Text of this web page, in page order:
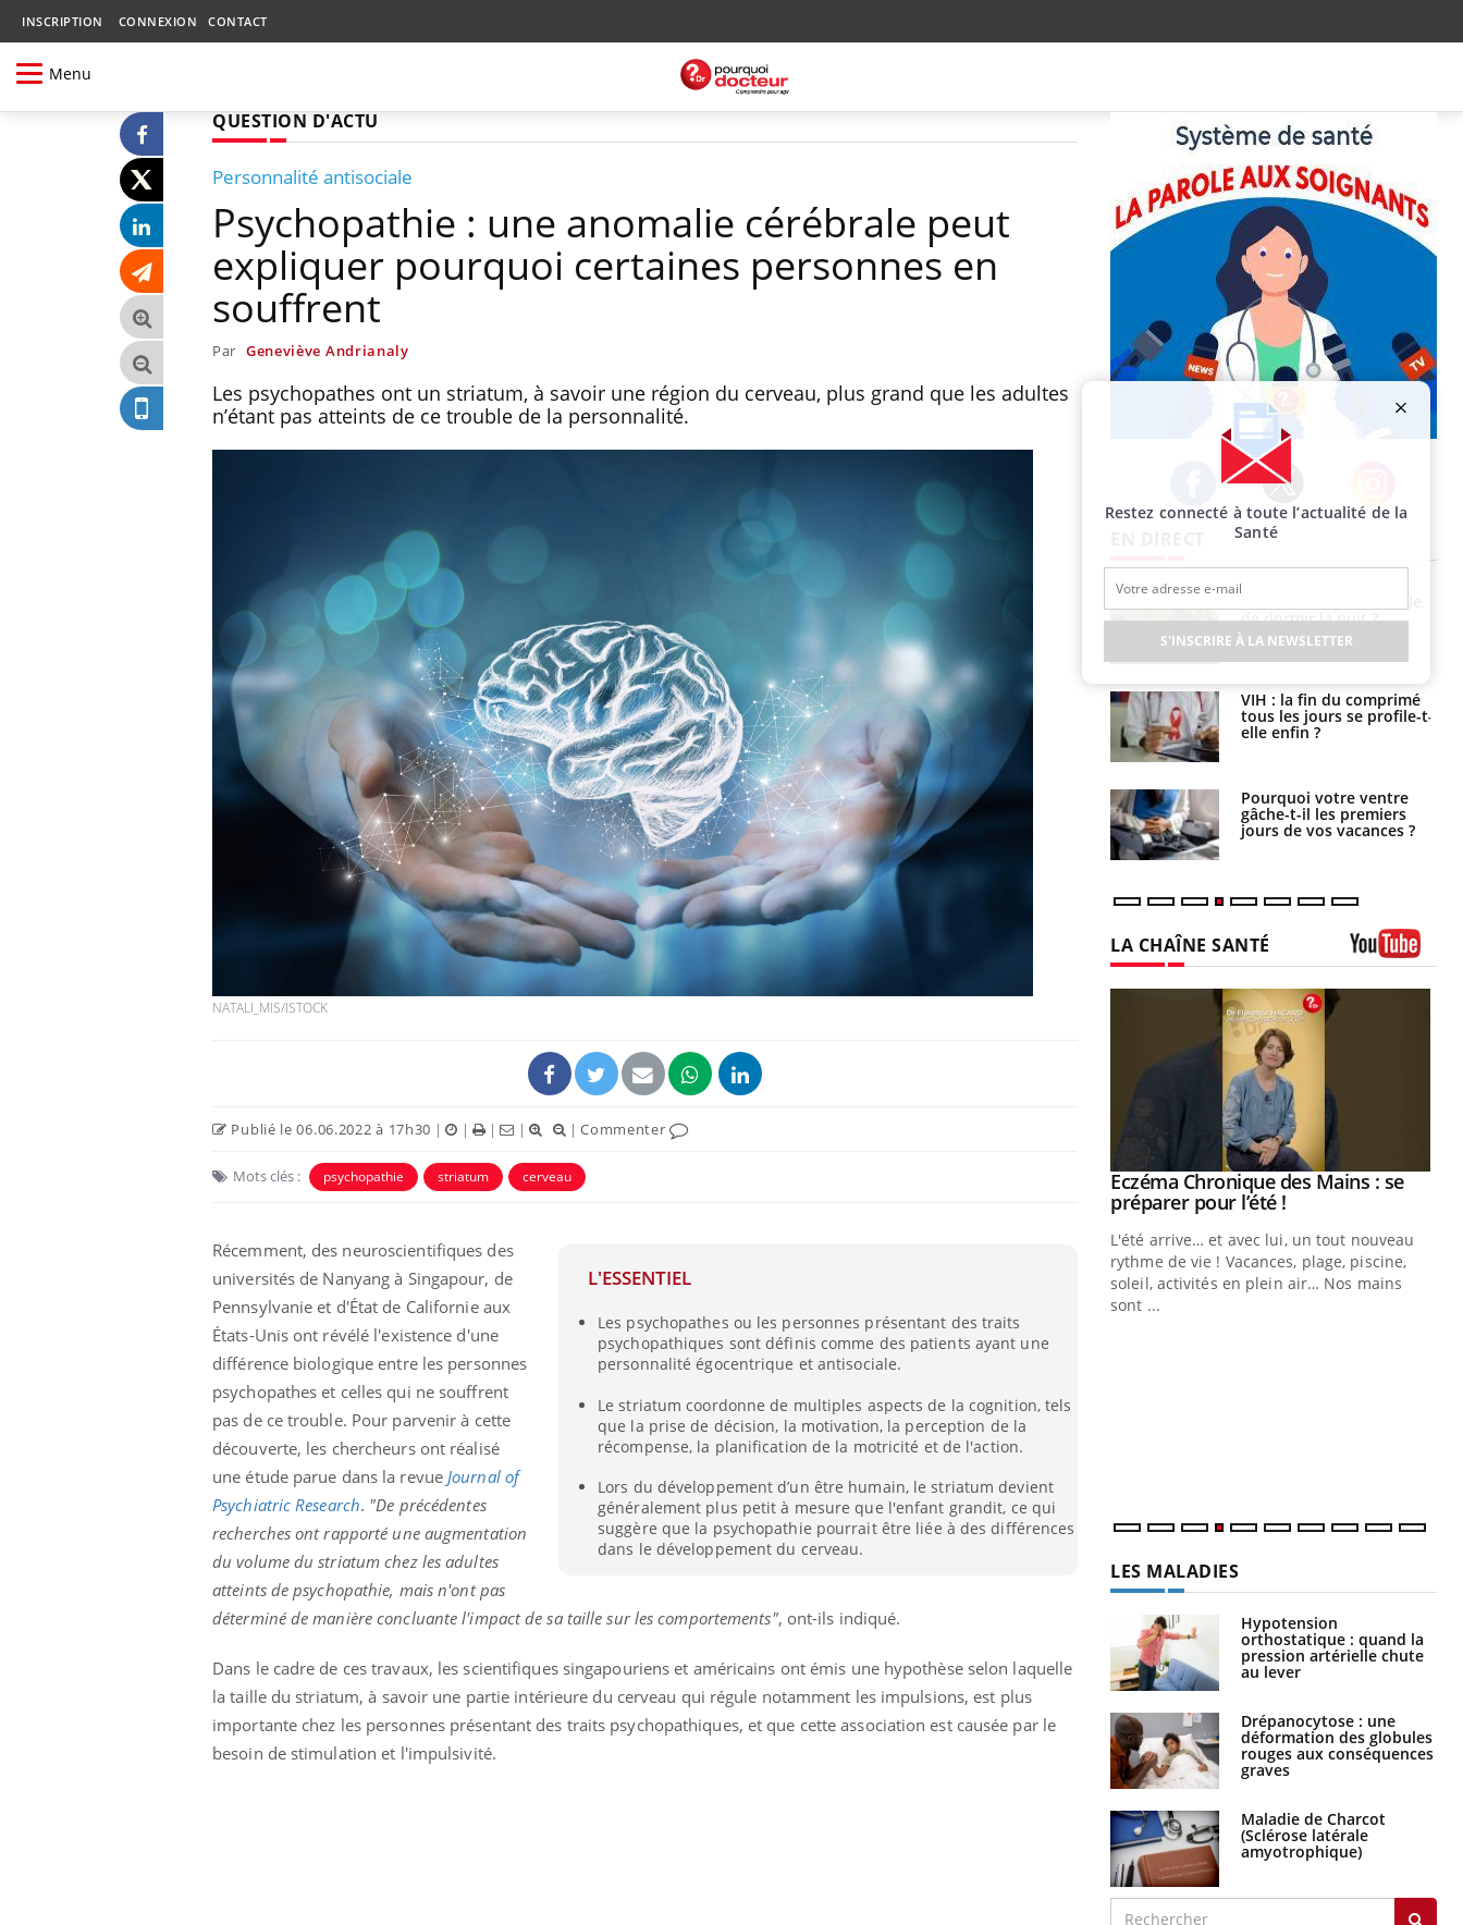
INSCRIPTION CONNEXION CONTACT
Menu
QUESTION D'ACTU
Personnalité antisociale
Psychopathie : une anomalie cérébrale peut
expliquer pourquoi certaines personnes en
souffrent
Par Geneviève Andrianaly
Les psychopathes ont un striatum, à savoir une région du cerveau, plus grand que les adultes
n’étant pas atteints de ce trouble de la personnalité.
NATALI_MIS/ISTOCK
Publié le 06.06.2022 à 17h30 | | | | |Commenter
Mots clés : psychopathie striatum cerveau
L'ESSENTIEL
Les psychopathes ou les personnes présentant des traits
psychopathiques sont définis comme des patients ayant une
personnalité égocentrique et antisociale.
Le striatum coordonne de multiples aspects de la cognition, tels
que la prise de décision, la motivation, la perception de la
récompense, la planification de la motricité et de l'action.
Lors du développement d’un être humain, le striatum devient
généralement plus petit à mesure que l'enfant grandit, ce qui
suggère que la psychopathie pourrait être liée à des différences
dans le développement du cerveau.
Récemment, des neuroscientifiques des
universités de Nanyang à Singapour, de
Pennsylvanie et d'État de Californie aux
États-Unis ont révélé l'existence d'une
différence biologique entre les personnes
psychopathes et celles qui ne souffrent
pas de ce trouble. Pour parvenir à cette
découverte, les chercheurs ont réalisé
une étude parue dans la revueJournal of
Psychiatric Research. "De précédentes
recherches ont rapporté une augmentation
du volume du striatum chez les adultes
atteints de psychopathie, mais n'ont pas
déterminé de manière concluante l'impact de sa taille sur les comportements", ont-ils indiqué.
Dans le cadre de ces travaux, les scientifiques singapouriens et américains ont émis une hypothèse selon laquelle
la taille du striatum, à savoir une partie intérieure du cerveau qui régule notamment les impulsions, est plus
importante chez les personnes présentant des traits psychopathiques, et que cette association est causée par le
besoin de stimulation et l'impulsivité.
Facebook Twitter Instagram
Hantavirus : un cas
détecté chez un touriste
en France
Mortalité infantile : un
rapport s’interroge sur
son taux élevé en France
Grossesse à risque : ce jus
naturel attire l'attention
des chercheurs
écrans en vacances ?
Toujours connectés :
comment le travail
empiète de plus en plus
sur nos soirées
Cancer colorectal : une
stratégie simple aurait
changé la donne au Pays
basque
Chikungunya, dengue,
t-il dans le sud de la
France ?
Les médicaments GLP-1
protègent-ils aussi les os
Cytomégalovirus : ce qui
change dans la prise en
charge des femmes
enceintes
de dormir la nuit ?
VIH : la fin du comprimé
tous les jours se profile-t-
elle enfin ?
Pourquoi votre ventre
gâche-t-il les premiers
jours de vos vacances ?
LA CHAÎNE SANTÉ
Eczéma Chronique des Mains :
Il y a des sujets qui sont faciles à aborder...
d'autres non ! D'un côté, poser des
questions sur la maladie d'un proche c'est
Youtube
Carence en fer : comprendre pour
Fatigue, irritabilité, brouillard mental ou
même alopécie… Les symptômes de la
carence en fer sont multiples ce qui la rend
...
Youtube
Eczéma Chronique des Mains : se
préparer pour l’été !Youtube
L'été arrive… et avec lui, un tout nouveau
rythme de vie ! Vacances, plage, piscine,
soleil, activités en plein air… Nos mains
sont ...
LES MALADIES
Hypotension
orthostatique : quand la
pression artérielle chute
au lever
Drépanocytose : une
déformation des globules
rouges aux conséquences
graves
Maladie de Charcot
(Sclérose latérale
amyotrophique)
Restez connecté à toute l’actualité de la
Santé
S'INSCRIRE À LA NEWSLETTER